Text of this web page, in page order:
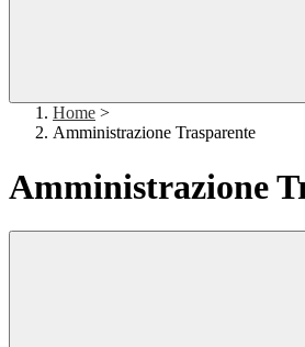
Home >
Amministrazione Trasparente
Amministrazione